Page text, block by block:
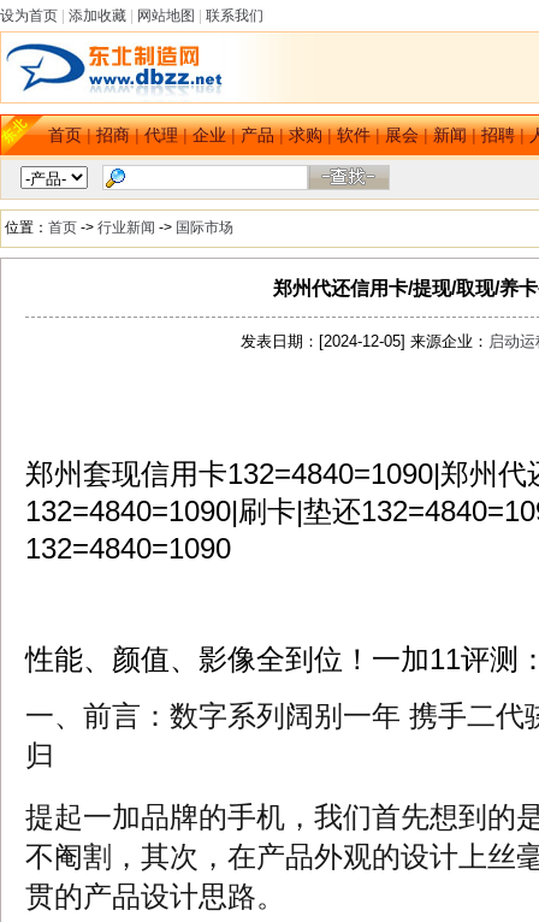
设为首页 添加收藏 网站地图 联系我们
首页|招商|代理|企业|产品|求购|软件|展会|新闻|招聘|
位置： 首页 -> 行业新闻 -> 国际市场
郑州代还信用卡/提现/取现/养
发表日期：[2024-12-05] 来源企业： 启动
郑州套现信用卡132=4840=1090|郑州代
132=4840=1090|刷卡|垫还
132=4840=1090
性能、颜值、影像全到位！一加11评测
一、前言：数字系列阔别一年 携手二代
归
提起一加品牌的手机，我们首先想到的
不阉割，其次，在产品外观的设计上丝
贯的产品设计思路。